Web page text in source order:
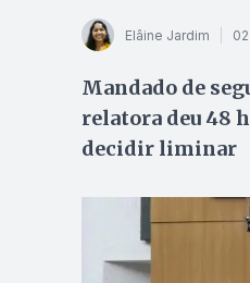
Elâine Jardim
Mandado de
relatora deu 48
decidir liminar